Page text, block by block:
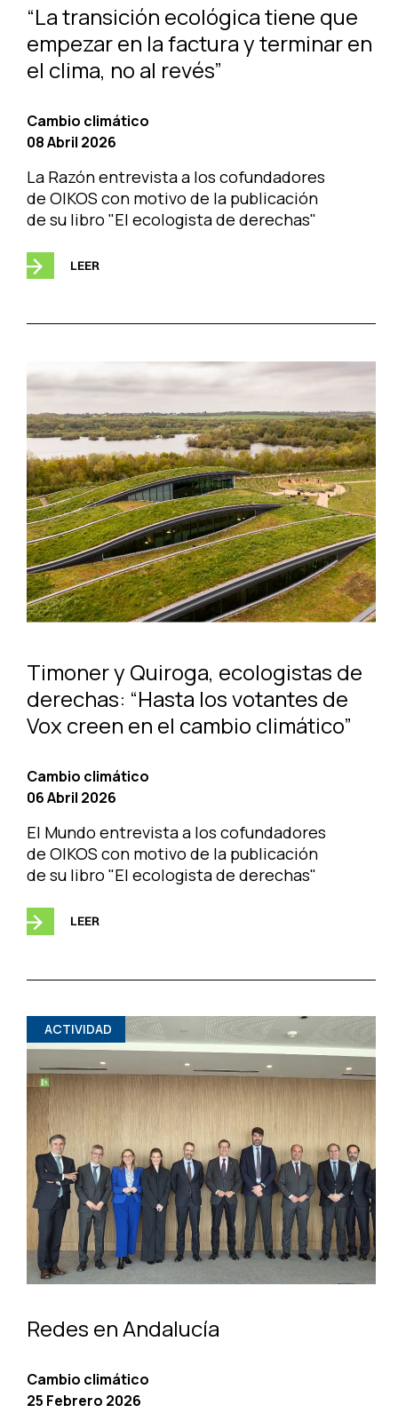
“La transición ecológica tiene que
empezar en la factura y terminar en
el clima, no al revés”
Cambio climático
08 Abril 2026
La Razón entrevista a los cofundadores
de OIKOS con motivo de la publicación
de su libro "El ecologista de derechas"
LEER
Timoner y Quiroga, ecologistas de
derechas: “Hasta los votantes de
Vox creen en el cambio climático”
Cambio climático
06 Abril 2026
El Mundo entrevista a los cofundadores
de OIKOS con motivo de la publicación
de su libro "El ecologista de derechas"
LEER
ACTIVIDAD
Redes en Andalucía
Cambio climático
25 Febrero 2026